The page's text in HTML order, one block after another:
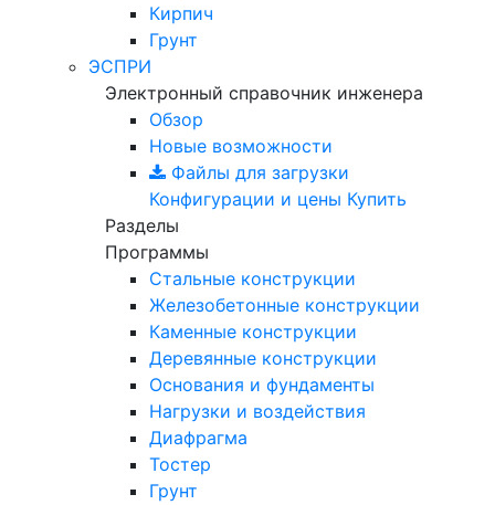
Кирпич
Грунт
ЭСПРИ
Электронный справочник инженера
Обзор
Новые возможности
Файлы для загрузки
Конфигурации и цены Купить
Разделы
Программы
Стальные конструкции
Железобетонные конструкции
Каменные конструкции
Деревянные конструкции
Основания и фундаменты
Нагрузки и воздействия
Диафрагма
Тостер
Грунт